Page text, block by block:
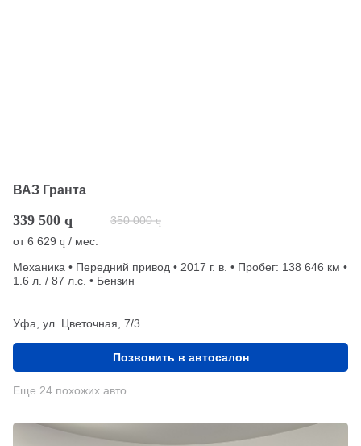
ВАЗ Гранта
339 500 q 350 000 q
от6 629 q / мес.
Механика • Передний привод • 2017 г. в. • Пробег: 138 646 км •
1.6 л. / 87 л.с. • Бензин
Уфа, ул. Цветочная, 7/3
Позвонить в автосалон
Еще 24 похожих авто